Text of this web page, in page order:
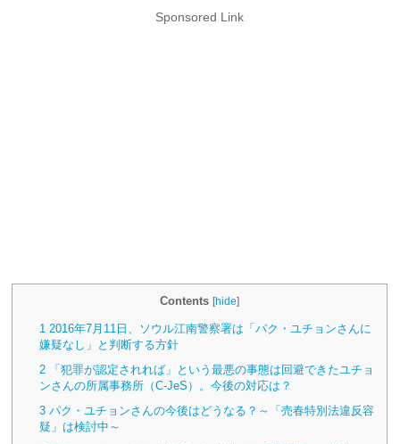
Sponsored Link
Contents [hide]
1 2016年7月11日、ソウル江南警察署は「パク・ユチョンさんに
嫌疑なし」と判断する方針
2 「犯罪が認定されれば」という最悪の事態は回避できたユチョ
ンさんの所属事務所（C-JeS）。今後の対応は？
3 パク・ユチョンさんの今後はどうなる？～「売春特別法違反容
疑」は検討中～